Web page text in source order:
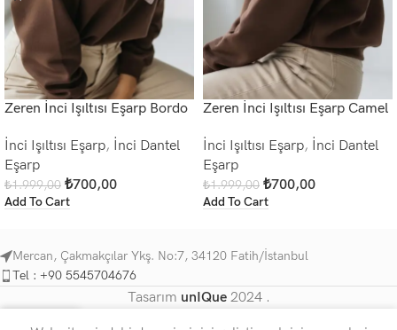
Zeren İnci Işıltısı Eşarp Bordo
İnci Işıltısı Eşarp, İnci Dantel
Eşarp
₺1.999,00 ₺700,00
Add To Cart
Zeren İnci Işıltısı Eşarp Camel
İnci Işıltısı Eşarp, İnci Dantel
Eşarp
₺1.999,00 ₺700,00
Add To Cart
Mercan, Çakmakçılar Ykş. No:7, 34120 Fatih/İstanbul
Tel : +90 5545704676
Tasarım unIQue 2024 .
0